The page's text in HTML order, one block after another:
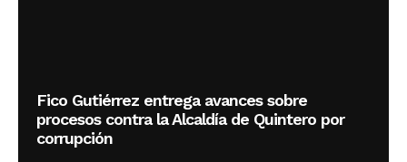
Fico Gutiérrez entrega avances sobre
procesos contra la Alcaldía de Quintero por
corrupción